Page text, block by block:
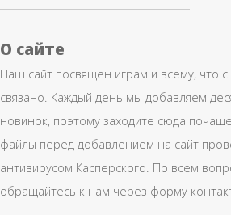
О сайте
Наш сайт посвящен играм и всему, что
связано. Каждый день мы добавляем
новинок, поэтому заходите сюда
файлы перед добавлением на сайт
антивирусом Касперского. По всем
обращайтесь к нам через форму